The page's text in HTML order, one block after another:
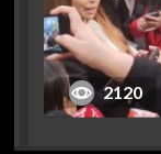
2120